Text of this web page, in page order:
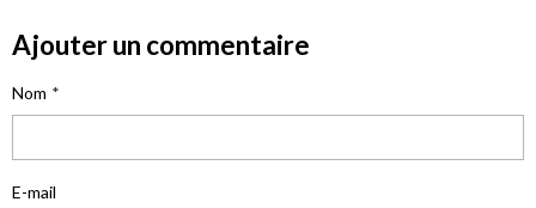
Ajouter un commentaire
Nom
E-mail